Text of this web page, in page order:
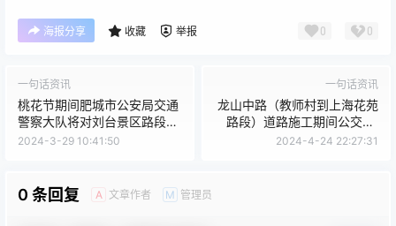
海报分享 收藏 举报 0 0
一句话资讯
桃花节期间肥城市公安局交通
警察大队将对刘台景区路段采
取交通管制措施
2024-3-29 10:41:50
一句话资讯
龙山中路（教师村到上海花苑
路段）道路施工期间公交K4
路、K12路临时绕行的通知
2024-4-24 22:27:31
0 条回复 A 文章作者 M 管理员